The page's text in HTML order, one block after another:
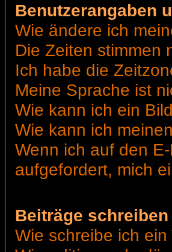
Benutzerangaben
Wie ändere ich
Die Zeiten stimmen
Ich habe die
Meine Sprache ist
Wie kann ich ein
Wie kann ich
Wenn ich auf den
aufgefordert, mich
Beiträge schreiben
Wie schreibe ich